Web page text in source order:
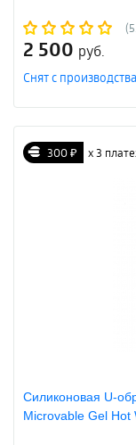
2 500 руб.
Снят с производства
300 ₽ х 3
Силиконовая U-
Microvable Gel Hot